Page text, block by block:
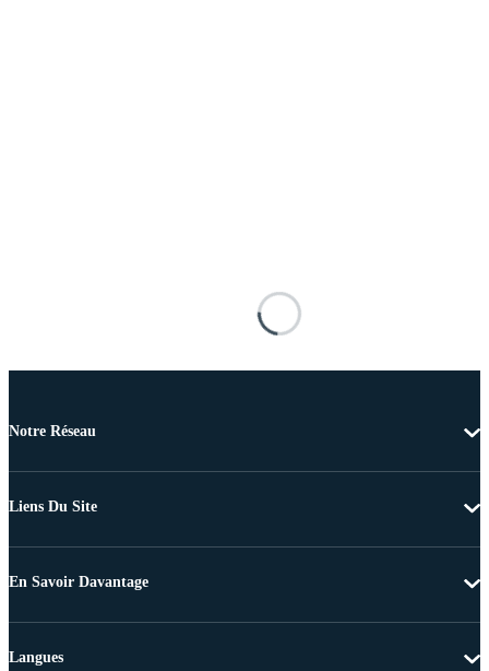
Notre Réseau
Liens Du Site
En Savoir Davantage
Langues